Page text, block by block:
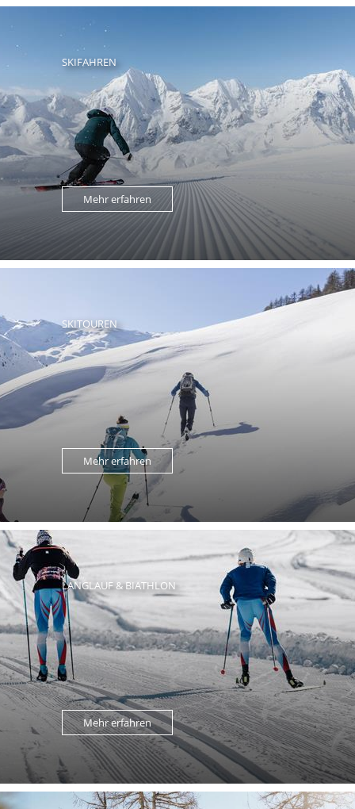
SKIFAHREN
Mehr erfahren
SKITOUREN
Mehr erfahren
LANGLAUF & BIATHLON
Mehr erfahren